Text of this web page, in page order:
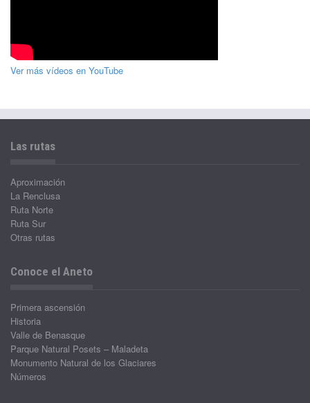
Ver más vídeos en YouTube
Las rutas
Aproximación
La Renclusa
Ruta Norte
Ruta Sur
Otras rutas
Conoce el Aneto
Primera ascensión
Historia
Valle de Benasque
Parque Natural Posets – Maladeta
Monumento Natural de los Glaciares
Números